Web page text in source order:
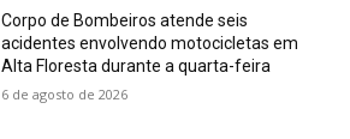
Corpo de Bombeiros atende seis
acidentes envolvendo motocicletas em
Alta Floresta durante a quarta-feira
6 de agosto de 2026